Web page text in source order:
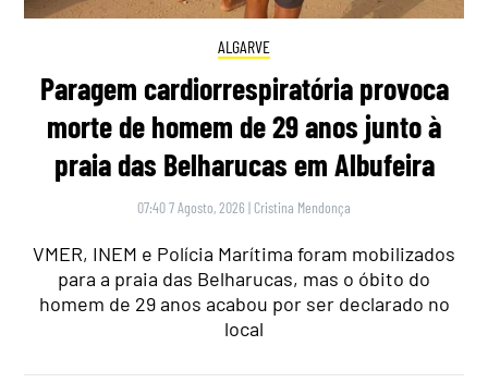
ALGARVE
Paragem cardiorrespiratória provoca
morte de homem de 29 anos junto à
praia das Belharucas em Albufeira
07:40 7 Agosto, 2026 | Cristina Mendonça
VMER, INEM e Polícia Marítima foram mobilizados
para a praia das Belharucas, mas o óbito do
homem de 29 anos acabou por ser declarado no
local